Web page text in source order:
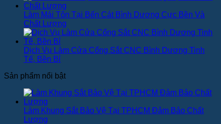
Làm Mái Tôn Tại Bến Cát Bình Dương Cực Bền Và
Chất Lượng
Dịch Vụ Làm Cửa Cổng Sắt CNC Bình Dương Tinh
Tế, Bền Bỉ
Sản phẩm nổi bật
Làm Khung Sắt Bảo Vệ Tại TPHCM Đảm Bảo Chất
Lượng